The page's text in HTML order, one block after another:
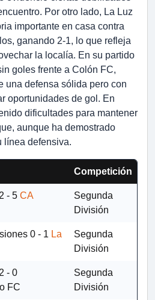
Por otro lado, La Luz
importante en casa contra
ganando 2-1, lo que refleja
la localía. En su partido
goles frente a Colón FC,
una defensa sólida pero con
oportunidades de gol. En
dificultades para mantener
aunque ha demostrado
línea defensiva.
Competición
2 - 5 CA
Segunda
División
0 - 1 La
Segunda
División
2 - 0
FC
Segunda
División